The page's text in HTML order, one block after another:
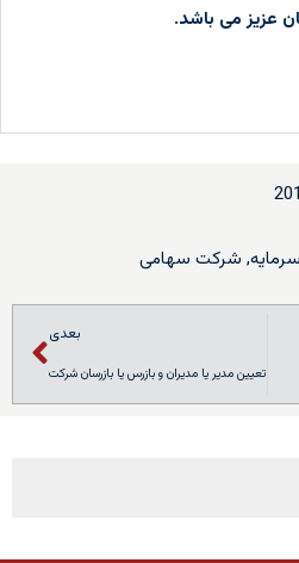
عزیز می باشد.
, شرکت سهامی
بعدی
تعیین مدیر یا مدیران و بازرس یا بازرسان شرکت